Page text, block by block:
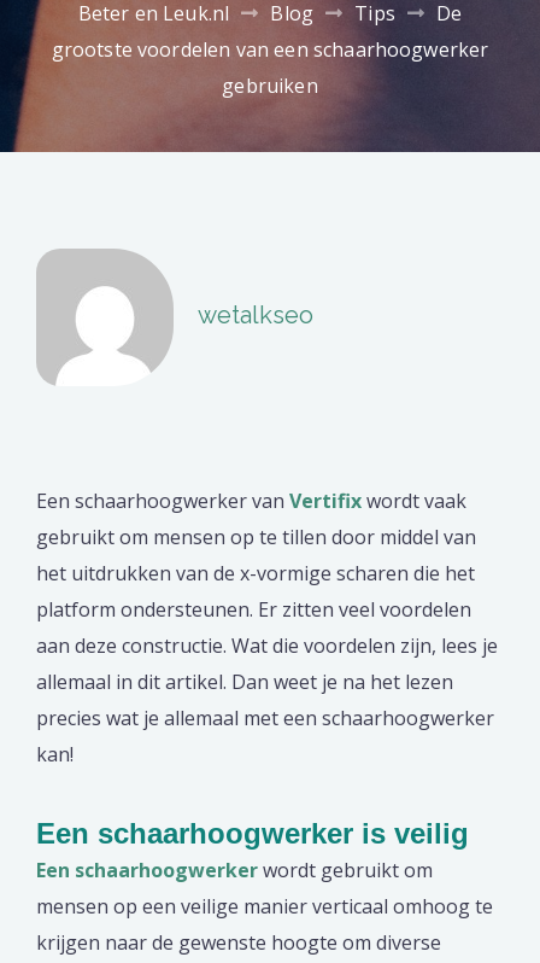
Beter en Leuk.nl Blog Tips
De
grootste voordelen van een schaarhoogwerker
gebruiken
wetalkseo
Een schaarhoogwerker van Vertifixwordt vaak
gebruikt om mensen op te tillen door middel van
het uitdrukken van de x-vormige scharen die het
platform ondersteunen. Er zitten veel voordelen
aan deze constructie. Wat die voordelen zijn, lees je
allemaal in dit artikel. Dan weet je na het lezen
precies wat je allemaal met een schaarhoogwerker
kan!
Een schaarhoogwerker is veilig
Een schaarhoogwerkerwordt gebruikt om
mensen op een veilige manier verticaal omhoog te
krijgen naar de gewenste hoogte om diverse